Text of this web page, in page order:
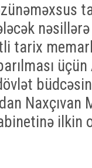
nəsillərə
tarix
Naxçıvan
ilkin